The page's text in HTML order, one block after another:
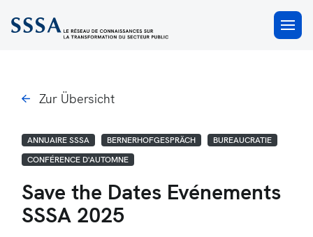
×
Zur Übersicht
ANNUAIRE SSSA BERNERHOFGESPRÄCH
BUREAUCRATIE
CONFÉRENCE D'AUTOMNE
Save the Dates Evénements
SSSA 2025